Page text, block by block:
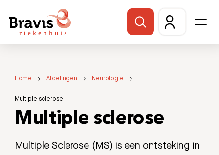
Home Afdelingen Neurologie
Multiple sclerose
Multiple sclerose
Multiple Sclerose (MS) is een ontsteking in